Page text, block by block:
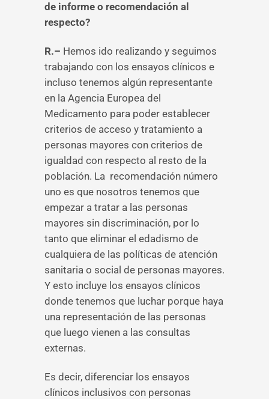
de informe o recomendación al
respecto?
R.– Hemos ido realizando y seguimos
trabajando con los ensayos clínicos e
incluso tenemos algún representante
en la Agencia Europea del
Medicamento para poder establecer
criterios de acceso y tratamiento a
personas mayores con criterios de
igualdad con respecto al resto de la
población. La recomendación número
uno es que nosotros tenemos que
empezar a tratar a las personas
mayores sin discriminación, por lo
tanto que eliminar el edadismo de
cualquiera de las políticas de atención
sanitaria o social de personas mayores.
Y esto incluye los ensayos clínicos
donde tenemos que luchar porque haya
una representación de las personas
que luego vienen a las consultas
externas.
Es decir, diferenciar los ensayos
clínicos inclusivos con personas